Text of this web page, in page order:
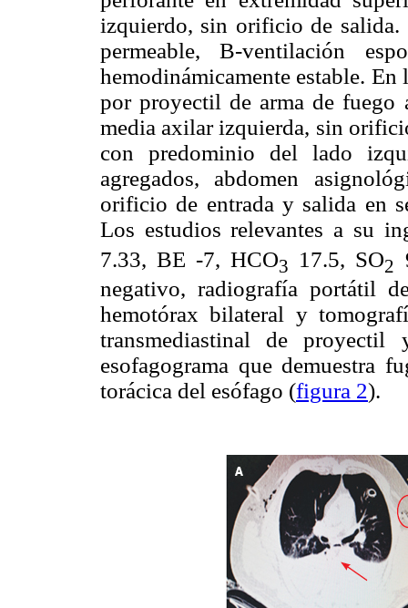
izquierdo, sin orificio de salida.
permeable, B-ventilación
hemodinámicamente estable.
por proyectil de arma de fuego
media axilar izquierda, sin
con predominio del lado
agregados, abdomen
orificio de entrada y salida en
Los estudios relevantes a su
7.33, BE -7, HCO3 17.5, SO2
negativo, radiografía portátil
hemotórax bilateral y
transmediastinal de
esofagograma que demuestra
torácica del esófago (figura 2).